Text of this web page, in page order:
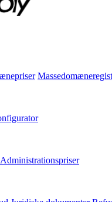
Administrationspriser